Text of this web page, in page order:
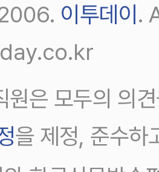
이투데이.
원은 모두의 의
을 제정, 준수하